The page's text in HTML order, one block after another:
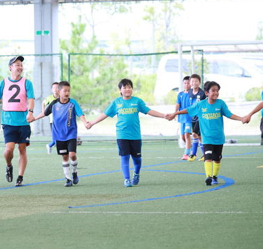
ふくらはぎの張りや疲れに
ジュニアレッグリカバリー